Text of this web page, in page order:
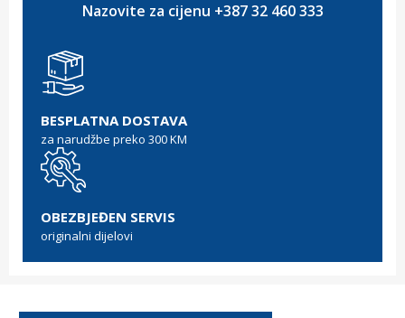
Nazovite za cijenu +387 32 460 333
BESPLATNA DOSTAVA
za narudžbe preko 300 KM
OBEZBJEĐEN SERVIS
originalni dijelovi